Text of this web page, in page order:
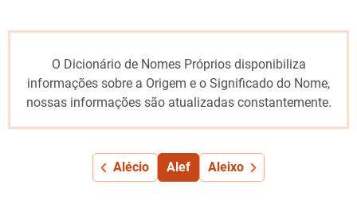
O Dicionário de Nomes Próprios disponibiliza
informações sobre a Origem e o Significado do Nome,
nossas informações são atualizadas constantemente.
Alécio Alef Aleixo